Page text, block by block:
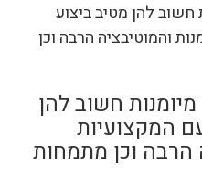
להן מטיב ביצוע
והמוטיבציה הרבה וכן
חשוב להן
המקצועיות
הרבה וכן מתמחות